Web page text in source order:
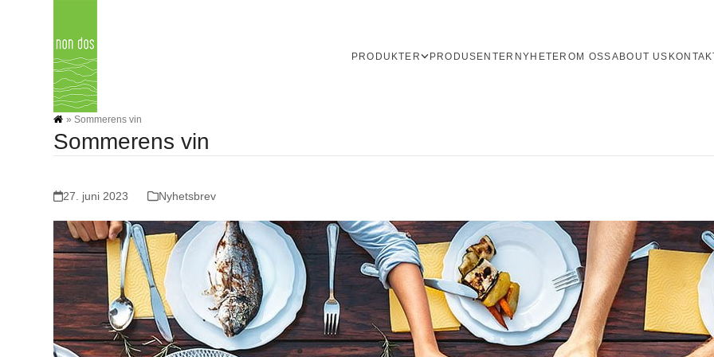
PRODUKTER PRODUSENTER NYHETER OM OSSABOUT US
»Sommerens vin
Sommerens vin
27. juni 2023 Nyhetsbrev